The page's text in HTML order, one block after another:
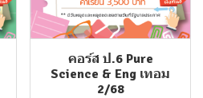
คอร์ส ป.6 Pure
Science & Eng เทอม
2/68